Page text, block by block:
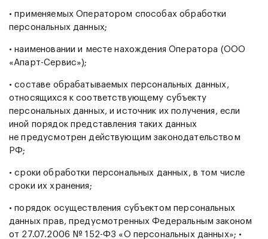
• применяемых Оператором способах обработки
персональных данных;
• наименовании и месте нахождения Оператора (ООО
«Апарт-Сервис»);
• составе обрабатываемых персональных данных,
относящихся к соответствующему субъекту
персональных данных, и источник их получения, если
иной порядок представления таких данных
не предусмотрен действующим законодательством
РФ;
• сроки обработки персональных данных, в том числе
сроки их хранения;
• порядок осуществления субъектом персональных
данных прав, предусмотренных Федеральным законом
от 27.07.2006 № 152-ФЗ «О персональных данных»; •